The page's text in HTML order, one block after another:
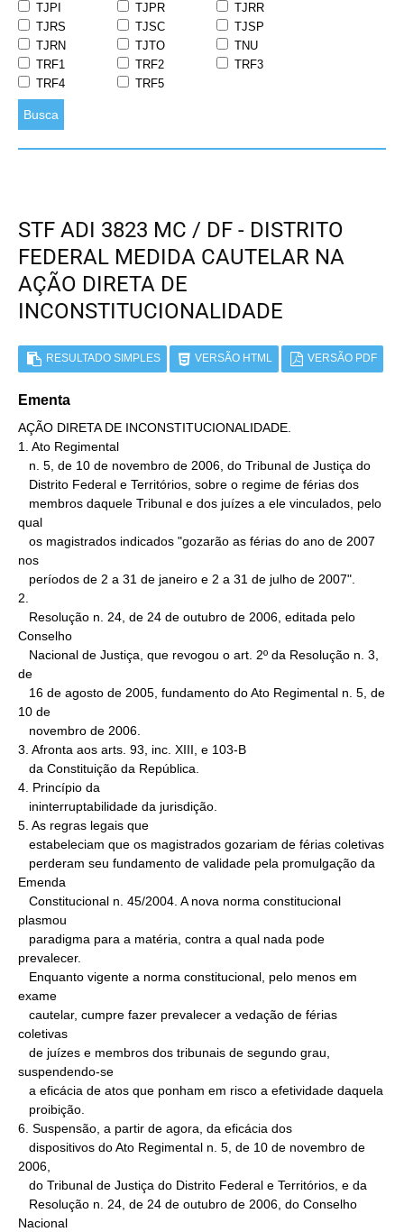
TJPI
TJPR
TJRR
TJRS
TJSC
TJSP
TJRN
TJTO
TNU
TRF1
TRF2
TRF3
TRF4
TRF5
Busca
STF ADI 3823 MC / DF - DISTRITO
FEDERAL MEDIDA CAUTELAR NA
AÇÃO DIRETA DE
INCONSTITUCIONALIDADE
RESULTADO SIMPLES VERSÃO HTML VERSÃO PDF
Ementa
AÇÃO DIRETA DE INCONSTITUCIONALIDADE.
1. Ato Regimental
qual
nos
2.
Conselho
de
10 de
3. Afronta aos arts. 93, inc. XIII, e 103-B
4. Princípio da
5. As regras legais que
Emenda
plasmou
prevalecer.
exame
coletivas
suspendendo-se
6. Suspensão, a partir de agora, da eficácia dos
2006,
Nacional